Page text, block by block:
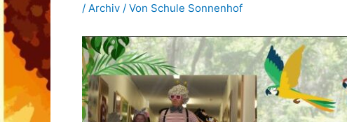
/ Archiv / Von Schule Sonnenhof